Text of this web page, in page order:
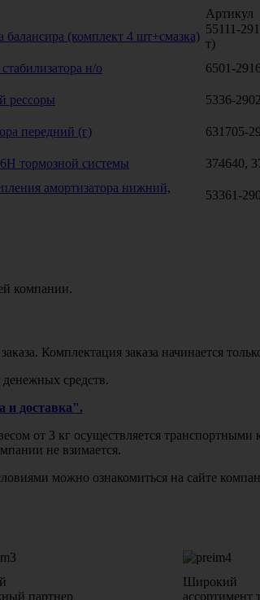
Артикул
балансира (комплект 4 шт+смазка)
55111-
т)
н/о 6501-
рессоры 5336-
передний (г) 631705-
тормозной системы 374640,
амортизатора нижний,
53361-
компании.
Комплектация заказа начинается
средств.
и доставка".
весом от 3 кг осуществляется
не взимается.
можно ознакомиться на сайте
партнер
Широкий
ассортимент